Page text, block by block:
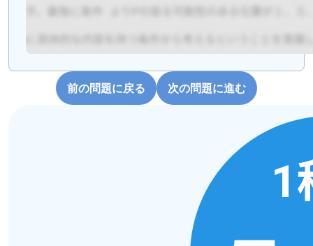
前の問題に戻る 次の問題に進む